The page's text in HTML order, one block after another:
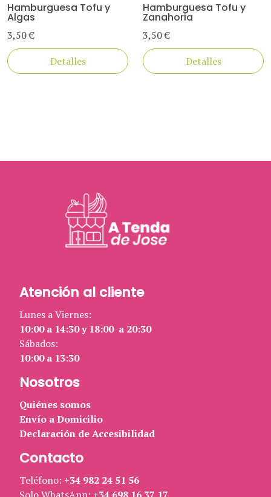
Hamburguesa Tofu y
Algas
3,50 €
Detalles
Hamburguesa Tofu y
Zanahoria
3,50 €
Detalles
Atención al cliente
Lunes a Viernes:
10:00 a 14:30 y 18:00 a 20:30
Sábados:
10:00 a 13:30
Nosotros
Quiénes somos
Envío a Domicilio
Declaración de Accesibilidad
Contacto
Teléfono: +34 982 24 51 56
Solo WhatsApp: +34 698 16 37 17